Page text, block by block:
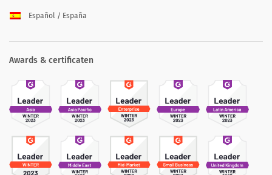
Español / España
Awards & certificaten